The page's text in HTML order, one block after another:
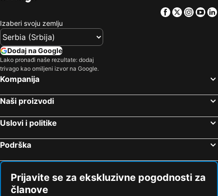
Facebook
Twitter
Izaberi svoju zemlju
Dodaj na Google
Lako pronađi naše rezultate: dodaj
trivago kao omiljeni izvor na Google.
Kompanija
Naši proizvodi
Uslovi i politike
Podrška
Prijavite se za ekskluzivne pogodnosti za
članove